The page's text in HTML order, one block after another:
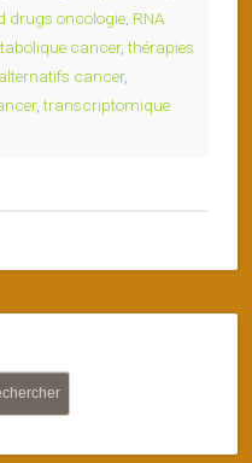
drugs oncologie RNA
cancer,thérapies
cancer,
,transcriptomique